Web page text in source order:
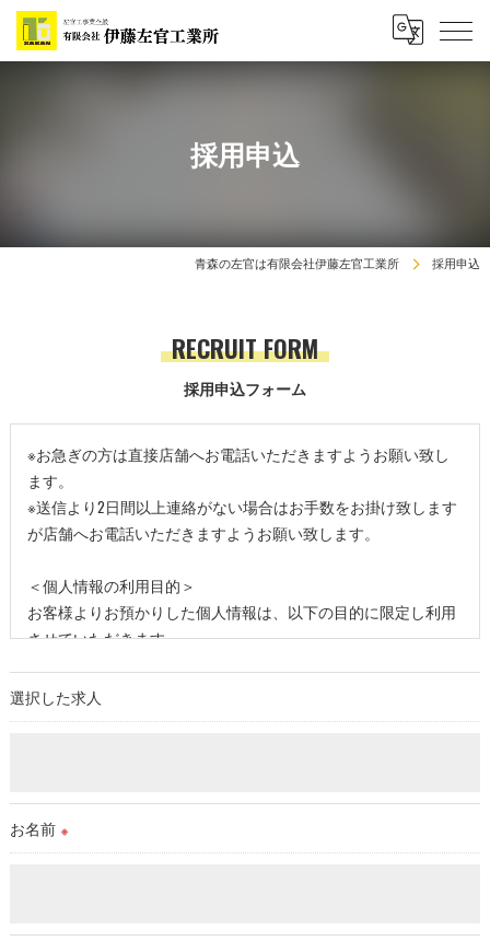
採用申込
青森の左官は有限会社伊藤左官工業所 採用申込
採用申込フォーム
RECRUIT FORM
※お急ぎの方は直接店舗へお電話いただきますようお願い致し
ます。
※送信より2日間以上連絡がない場合はお手数をお掛け致します
が店舗へお電話いただきますようお願い致します。
＜個人情報の利用目的＞
お客様よりお預かりした個人情報は、以下の目的に限定し利用
させていただきます。
・本サービスの運営上必要な事項のご連絡
取得した個人情報を第三者に提供することはいたしません。
選択した求人
お名前 ※